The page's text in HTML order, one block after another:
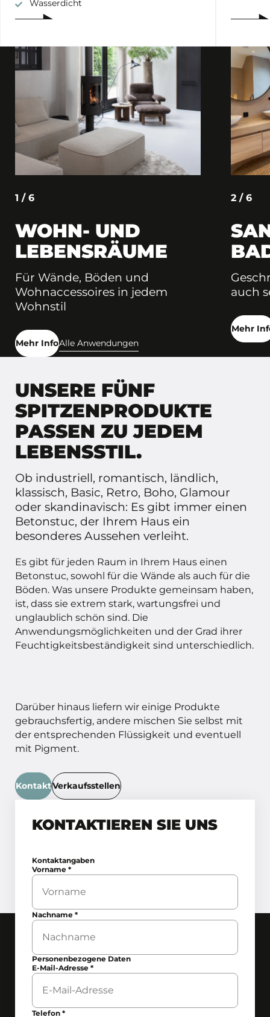
Wasserdicht
1 / 6
WOHN- UND
LEBENSRÄUME
Für Wände, Böden und
Wohnaccessoires in jedem
Wohnstil
Mehr InfoAlle Anwendungen
2 / 6
auch
Mehr
UNSERE FÜNF
SPITZENPRODUKTE
PASSEN ZU JEDEM
LEBENSSTIL.
Ob industriell, romantisch, ländlich,
klassisch, Basic, Retro, Boho, Glamour
oder skandinavisch: Es gibt immer einen
Betonstuc, der Ihrem Haus ein
besonderes Aussehen verleiht.
Es gibt für jeden Raum in Ihrem Haus einen
Betonstuc, sowohl für die Wände als auch für die
Böden. Was unsere Produkte gemeinsam haben,
ist, dass sie extrem stark, wartungsfrei und
unglaublich schön sind. Die
Anwendungsmöglichkeiten und der Grad ihrer
Feuchtigkeitsbeständigkeit sind unterschiedlich.
Darüber hinaus liefern wir einige Produkte
gebrauchsfertig, andere mischen Sie selbst mit
der entsprechenden Flüssigkeit und eventuell
mit Pigment.
KontaktVerkaufsstellen
KONTAKTIEREN SIE UNS
Kontaktangaben
Vorname*
Nachname*
Personenbezogene Daten
E-Mail-Adresse*
Telefon*